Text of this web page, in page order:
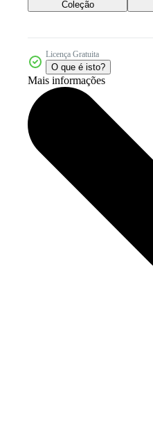
Coleção
Licença Gratuita
O que é isto?
Mais informações